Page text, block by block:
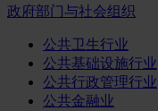
政府部门与社会组织
公共卫生行业
公共基础设施行业
公共行政管理行业
公共金融业